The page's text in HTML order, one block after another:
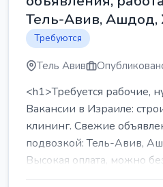
Тель-Авив, Ашдод,
Требуются
Тель Авив
<h1>Требуется рабочие,
Вакансии в Израиле:
клининг. Свежие
подвозкой: Тель-Авив,
Высокая оплата, можно
...